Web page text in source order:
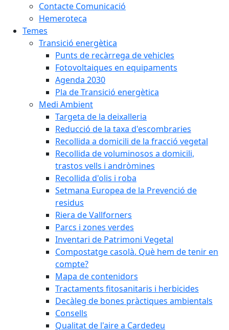
Contacte Comunicació
Hemeroteca
Temes
Transició energètica
Punts de recàrrega de vehicles
Fotovoltaiques en equipaments
Agenda 2030
Pla de Transició energètica
Medi Ambient
Targeta de la deixalleria
Reducció de la taxa d'escombraries
Recollida a domicili de la fracció vegetal
Recollida de voluminosos a domicili,
trastos vells i andròmines
Recollida d'olis i roba
Setmana Europea de la Prevenció de
residus
Riera de Vallforners
Parcs i zones verdes
Inventari de Patrimoni Vegetal
Compostatge casolà. Què hem de tenir en
compte?
Mapa de contenidors
Tractaments fitosanitaris i herbicides
Decàleg de bones pràctiques ambientals
Consells
Qualitat de l'aire a Cardedeu